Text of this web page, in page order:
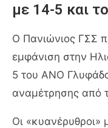
με 14-5 και
Ο Πανιώνιος ΓΣΣ
εμφάνιση στην
5 του ΑΝΟ
αναμέτρησης από
Οι «κυανέρυθροι»